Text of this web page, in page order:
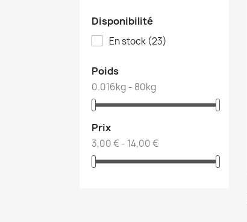
Disponibilité
En stock (23)
Poids
0.016kg - 80kg
Prix
3,00 € - 14,00 €